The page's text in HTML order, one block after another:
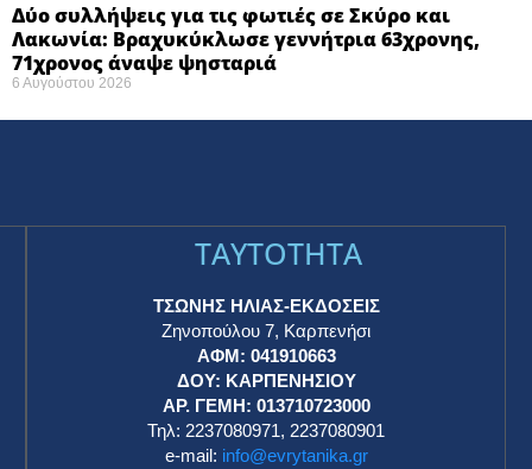
Δύο συλλήψεις για τις φωτιές σε Σκύρο και
Λακωνία: Βραχυκύκλωσε γεννήτρια 63χρονης,
71χρονος άναψε ψησταριά
6 Αυγούστου 2026
TAYTOTHTA
ΤΣΩΝΗΣ ΗΛΙΑΣ-ΕΚΔΟΣΕΙΣ
Ζηνοπούλου 7, Καρπενήσι
ΑΦΜ: 041910663
ΔΟΥ: ΚΑΡΠΕΝΗΣΙΟΥ
ΑΡ. ΓΕΜΗ: 013710723000
Τηλ: 2237080971, 2237080901
e-mail: info@evrytanika.gr